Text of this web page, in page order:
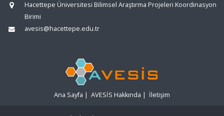
Hacettepe Üniversitesi Bilimsel Araştırma Projeleri Koordinasyon
Birimi
avesis@hacettepe.edu.tr
Ana Sayfa | AVESİS Hakkında | İletişim